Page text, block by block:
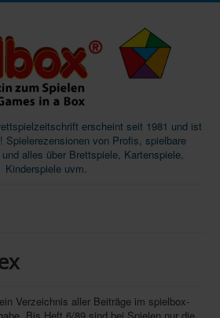
erscheint seit 1981 und ist
Spielerezensionen von Profis, spielbare
alles über Brettspiele, Kartenspiele,
Kinderspiele uvm.
Verzeichnis aller Beiträge im spielbox-